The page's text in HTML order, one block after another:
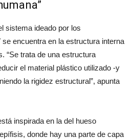
sistema ideado por los
encuentra en la estructura interna
“Se trata de una estructura
el material plástico utilizado -y
la rigidez estructural”, apunta
inspirada en la del hueso
donde hay una parte de capa